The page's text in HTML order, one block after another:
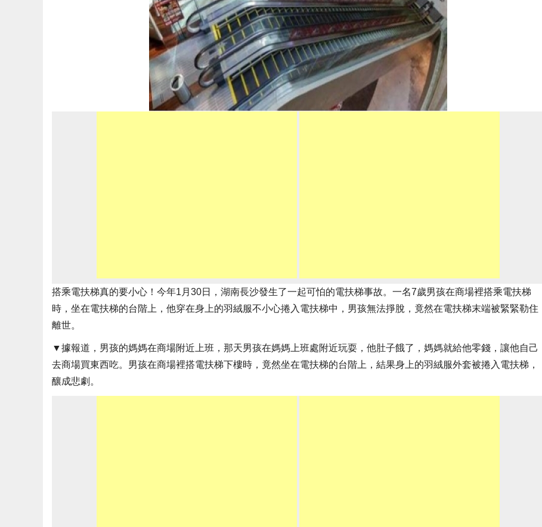
搭乘電扶梯真的要小心！今年1月30日，湖南長沙發生了一起可怕的電扶梯事故。一名7歲男孩在商場裡搭乘電扶梯
時，坐在電扶梯的台階上，他穿在身上的羽絨服不小心捲入電扶梯中，男孩無法掙脫，竟然在電扶梯末端被緊緊勒住
離世。
▼據報道，男孩的媽媽在商場附近上班，那天男孩在媽媽上班處附近玩耍，他肚子餓了，媽媽就給他零錢，讓他自己
去商場買東西吃。男孩在商場裡搭電扶梯下樓時，竟然坐在電扶梯的台階上，結果身上的羽絨服外套被捲入電扶梯，
釀成悲劇。